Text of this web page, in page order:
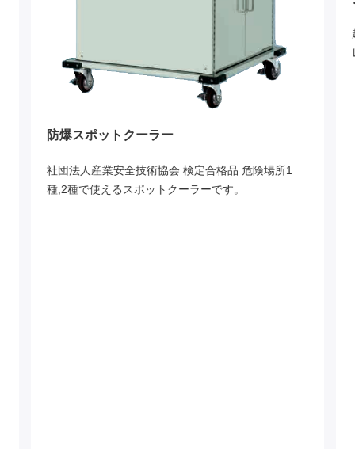
防爆スポットクーラー
社団法人産業安全技術協会 検定合格品 危険場所1
種,2種で使えるスポットクーラーです。